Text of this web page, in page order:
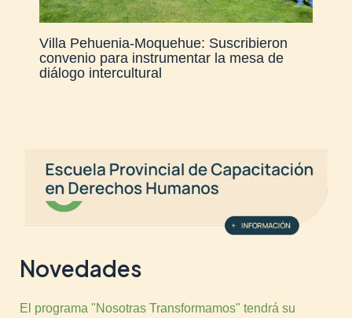
Villa Pehuenia-Moquehue: Suscribieron
convenio para instrumentar la mesa de
diálogo intercultural
Novedades
El programa "Nosotras Transformamos" tendrá su